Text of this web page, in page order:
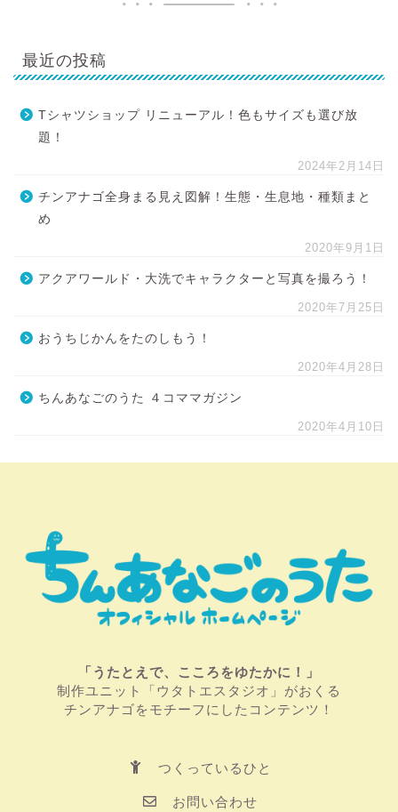
最近の投稿
Tシャツショップ リニューアル！色もサイズも選び放
題！
2024年2月14日
チンアナゴ全身まる見え図解！生態・生息地・種類まと
め
2020年9月1日
アクアワールド・大洗でキャラクターと写真を撮ろう！
2020年7月25日
おうちじかんをたのしもう！
2020年4月28日
ちんあなごのうた ４コママガジン
2020年4月10日
「うたとえで、こころをゆたかに！」
制作ユニット「ウタトエスタジオ」がおくる
チンアナゴをモチーフにしたコンテンツ！
つくっているひと
お問い合わせ